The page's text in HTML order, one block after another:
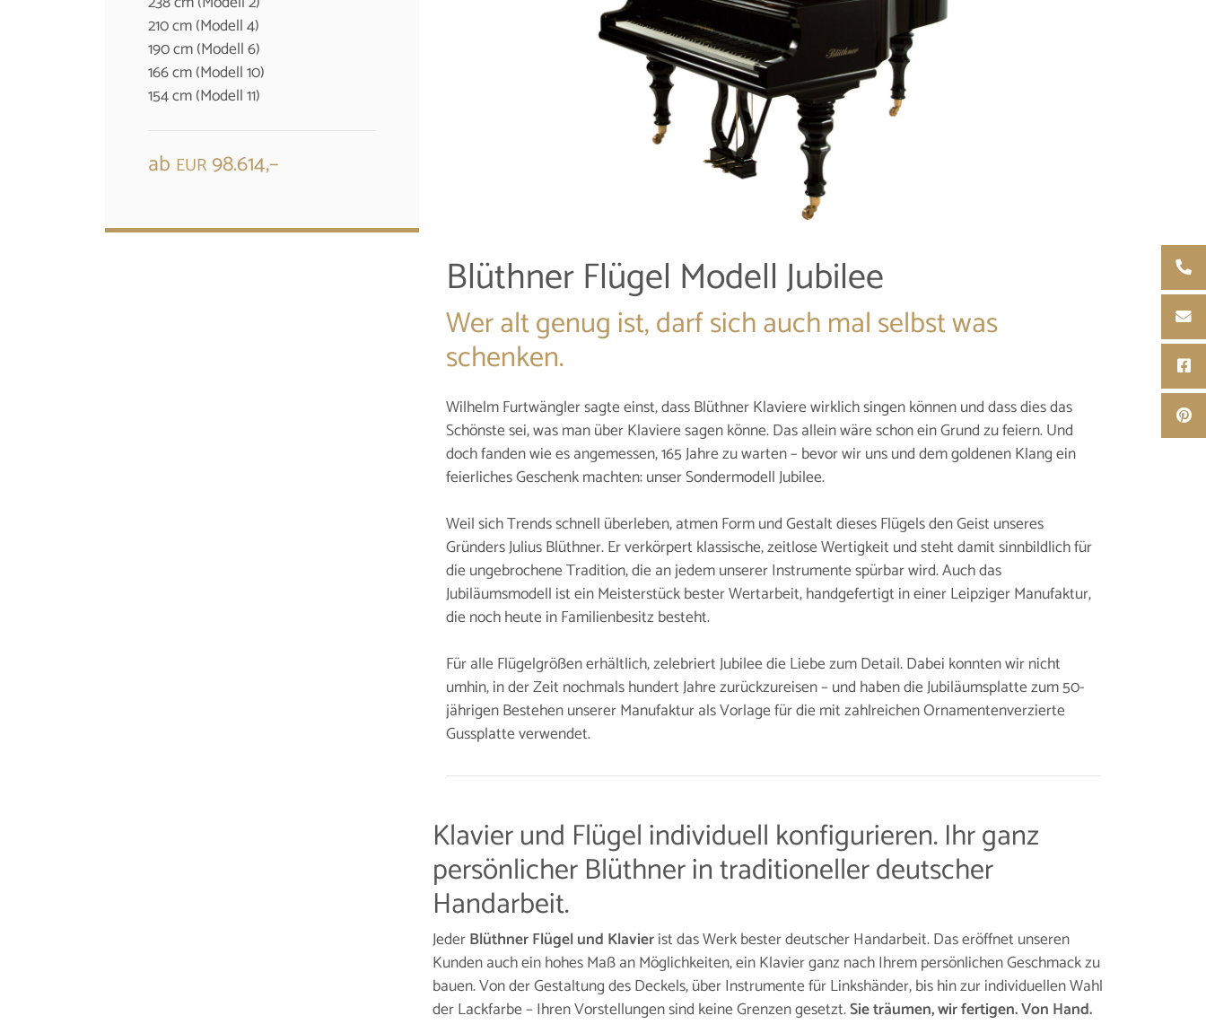
210 cm (Modell 4)
190 cm (Modell 6)
166 cm (Modell 10)
154 cm (Modell 11)
ab EUR 98.614,–
Blüthner Flügel Modell Jubilee
Wer alt genug ist, darf sich auch mal selbst was
schenken.
Wilhelm Furtwängler sagte einst, dass Blüthner Klaviere wirklich singen können und dass dies das
Schönste sei, was man über Klaviere sagen könne. Das allein wäre schon ein Grund zu feiern. Und
doch fanden wie es angemessen, 165 Jahre zu warten – bevor wir uns und dem goldenen Klang ein
feierliches Geschenk machten: unser Sondermodell Jubilee.
Weil sich Trends schnell überleben, atmen Form und Gestalt dieses Flügels den Geist unseres
Gründers Julius Blüthner. Er verkörpert klassische, zeitlose Wertigkeit und steht damit sinnbildlich für
die ungebrochene Tradition, die an jedem unserer Instrumente spürbar wird. Auch das
Jubiläumsmodell ist ein Meisterstück bester Wertarbeit, handgefertigt in einer Leipziger Manufaktur,
die noch heute in Familienbesitz besteht.
Für alle Flügelgrößen erhältlich, zelebriert Jubilee die Liebe zum Detail. Dabei konnten wir nicht
umhin, in der Zeit nochmals hundert Jahre zurückzureisen – und haben die Jubiläumsplatte zum 50-
jährigen Bestehen unserer Manufaktur als Vorlage für die mit zahlreichen Ornamentenverzierte
Gussplatte verwendet.
Klavier und Flügel individuell konfigurieren. Ihr ganz
persönlicher Blüthner in traditioneller deutscher
Handarbeit.
JederBlüthner Flügel und Klavierist das Werk bester deutscher Handarbeit. Das eröffnet unseren
Kunden auch ein hohes Maß an Möglichkeiten, ein Klavier ganz nach Ihrem persönlichen Geschmack zu
bauen. Von der Gestaltung des Deckels, über Instrumente für Linkshänder, bis hin zur individuellen Wahl
der Lackfarbe – Ihren Vorstellungen sind keine Grenzen gesetzt.Sie träumen, wir fertigen. Von Hand.